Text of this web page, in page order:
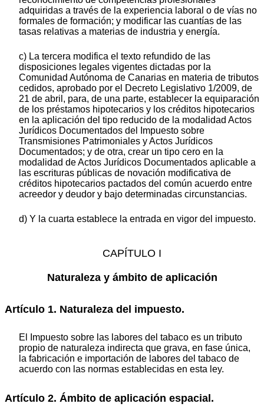
adquiridas a través de la experiencia laboral o de vías no
formales de formación; y modificar las cuantías de las
tasas relativas a materias de industria y energía.
c) La tercera modifica el texto refundido de las
disposiciones legales vigentes dictadas por la
Comunidad Autónoma de Canarias en materia de tributos
cedidos, aprobado por el Decreto Legislativo 1/2009, de
21 de abril, para, de una parte, establecer la equiparación
de los préstamos hipotecarios y los créditos hipotecarios
en la aplicación del tipo reducido de la modalidad Actos
Jurídicos Documentados del Impuesto sobre
Transmisiones Patrimoniales y Actos Jurídicos
Documentados; y de otra, crear un tipo cero en la
modalidad de Actos Jurídicos Documentados aplicable a
las escrituras públicas de novación modificativa de
créditos hipotecarios pactados del común acuerdo entre
acreedor y deudor y bajo determinadas circunstancias.
d) Y la cuarta establece la entrada en vigor del impuesto.
CAPÍTULO I
Naturaleza y ámbito de aplicación
Artículo 1. Naturaleza del impuesto.
El Impuesto sobre las labores del tabaco es un tributo
propio de naturaleza indirecta que grava, en fase única,
la fabricación e importación de labores del tabaco de
acuerdo con las normas establecidas en esta ley.
Artículo 2. Ámbito de aplicación espacial.